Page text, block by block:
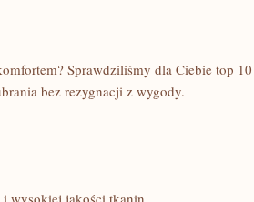
Sprawdziliśmy dla Ciebie⁤ top
bez⁢ rezygnacji z wygody.
wysokiej jakości tkanin.